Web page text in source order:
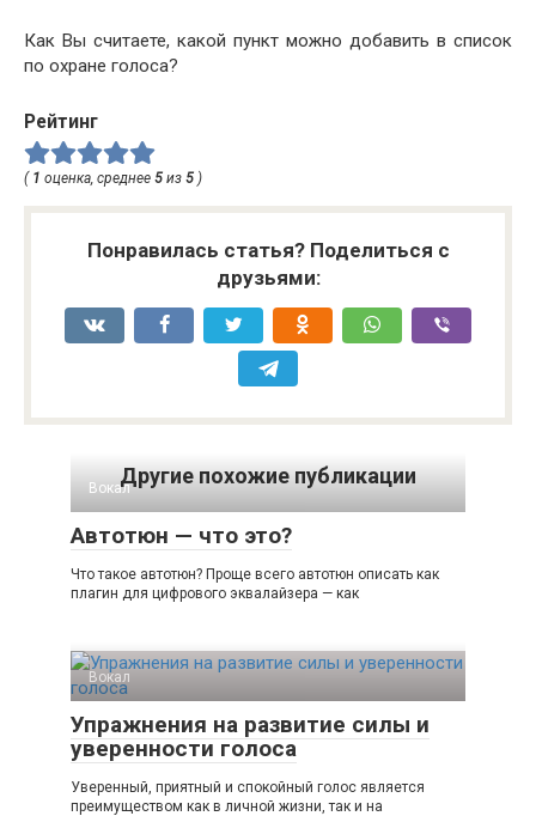
Как Вы считаете, какой пункт можно добавить в список
по охране голоса?
Рейтинг
( 1 оценка, среднее 5 из 5 )
Понравилась статья? Поделиться с
друзьями:
Другие похожие публикации
Вокал
Автотюн — что это?
Что такое автотюн? Проще всего автотюн описать как
плагин для цифрового эквалайзера — как
Вокал
Упражнения на развитие силы и
уверенности голоса
Уверенный, приятный и спокойный голос является
преимуществом как в личной жизни, так и на